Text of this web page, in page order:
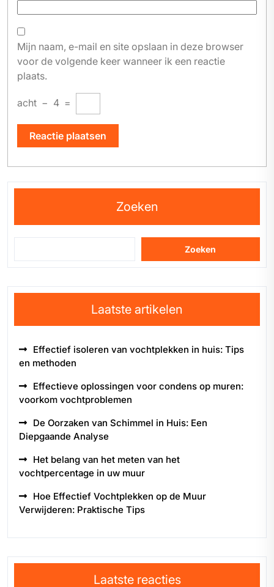
Mijn naam, e-mail en site opslaan in deze browser
voor de volgende keer wanneer ik een reactie
plaats.
acht − 4 =
Zoeken
Zoeken
Laatste artikelen
Effectief isoleren van vochtplekken in huis: Tips
en methoden
Effectieve oplossingen voor condens op muren:
voorkom vochtproblemen
De Oorzaken van Schimmel in Huis: Een
Diepgaande Analyse
Het belang van het meten van het
vochtpercentage in uw muur
Hoe Effectief Vochtplekken op de Muur
Verwijderen: Praktische Tips
Laatste reacties